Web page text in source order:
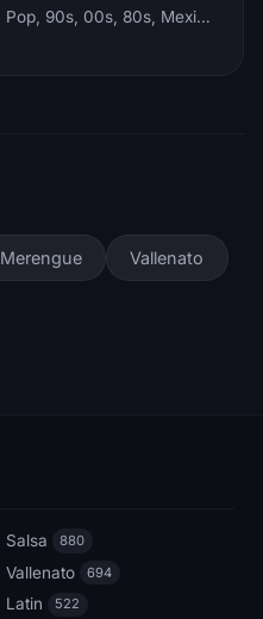
Electronic, Rock, Pop, 90s, 00s, 80s, Mexican, Ranchera, Reggaeton, Instrumental, Salsa, Merengue, Tropical, Romantic, Vallenato, Llanera
Merengue Vallenato
Salsa 880
Vallenato 694
Latin 522